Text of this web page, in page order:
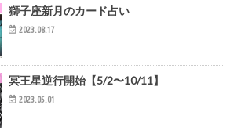
獅子座新月のカード占い
2023.08.17
冥王星逆行開始【5/2〜10/11】
2023.05.01